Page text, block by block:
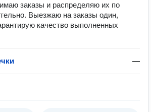
заказы и распределяю их по
Выезжаю на заказы один,
качество выполненных
—